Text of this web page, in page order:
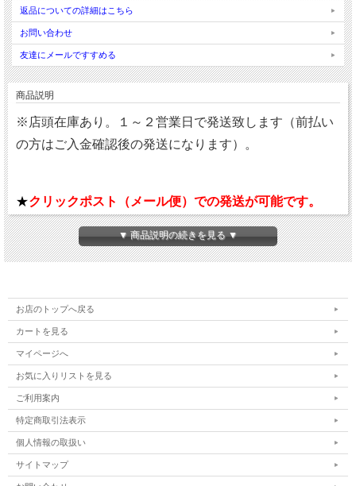
返品についての詳細はこちら
お問い合わせ
友達にメールですすめる
商品説明
※店頭在庫あり。１～２営業日で発送致します（前払い
の方はご入金確認後の発送になります）。
★クリックポスト（メール便）での発送が可能です。
（全国一律送料￥220）
★代引不可、ポストへの投函で配達終了となります。
丸紐タイプ。
●サイズ：110・120・130cm
●カラー
01:ホワイト
▼ 商品説明の続きを見る ▼
お店のトップへ戻る
カートを見る
マイページへ
お気に入りリストを見る
ご利用案内
特定商取引法表示
個人情報の取扱い
サイトマップ